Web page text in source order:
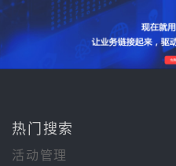
热门搜索
活动管理